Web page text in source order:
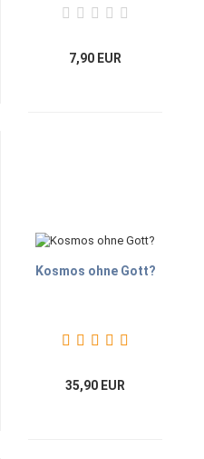
7,90 EUR
Kosmos ohne Gott?
35,90 EUR